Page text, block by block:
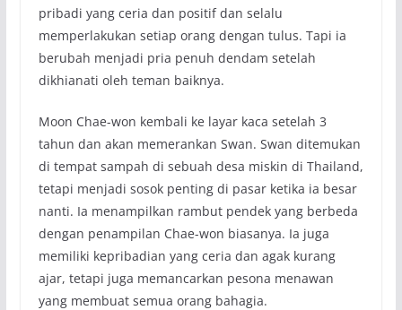
pribadi yang ceria dan positif dan selalu
memperlakukan setiap orang dengan tulus. Tapi ia
berubah menjadi pria penuh dendam setelah
dikhianati oleh teman baiknya.
Moon Chae-won kembali ke layar kaca setelah 3
tahun dan akan memerankan Swan. Swan ditemukan
di tempat sampah di sebuah desa miskin di Thailand,
tetapi menjadi sosok penting di pasar ketika ia besar
nanti. Ia menampilkan rambut pendek yang berbeda
dengan penampilan Chae-won biasanya. Ia juga
memiliki kepribadian yang ceria dan agak kurang
ajar, tetapi juga memancarkan pesona menawan
yang membuat semua orang bahagia.